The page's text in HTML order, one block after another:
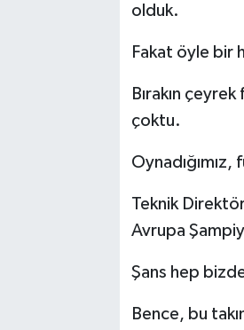
olduk.
Fakat öyle bir
Bırakın
çoktu.
Teknik
Avrupa
Şans hep
Bence, bu